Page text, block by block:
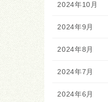
2024年10月
2024年9月
2024年8月
2024年7月
2024年6月